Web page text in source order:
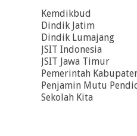
Kemdikbud
Dindik Jatim
Dindik Lumajang
JSIT Indonesia
JSIT Jawa Timur
Pemerintah
Penjamin Mutu
Sekolah Kita